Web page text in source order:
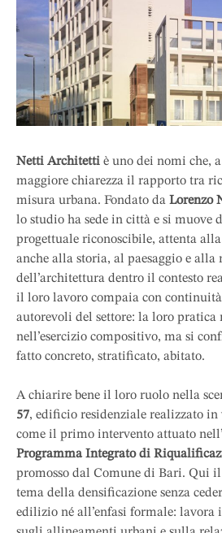
Netti Architetti è uno dei nomi che,
maggiore chiarezza il rapporto tra
misura urbana. Fondato da Lorenzo
lo studio ha sede in città e si muove
progettuale riconoscibile, attenta
anche alla storia, al paesaggio e alla
dell’architettura dentro il contesto
il loro lavoro compaia con
autorevoli del settore: la loro pratica
nell’esercizio compositivo, ma si
fatto concreto, stratificato, abitato.
A chiarire bene il loro ruolo nella
57, edificio residenziale realizzato
come il primo intervento attuato
Programma Integrato di
promosso dal Comune di Bari. Qui
tema della densificazione senza
edilizio né all’enfasi formale: lavora